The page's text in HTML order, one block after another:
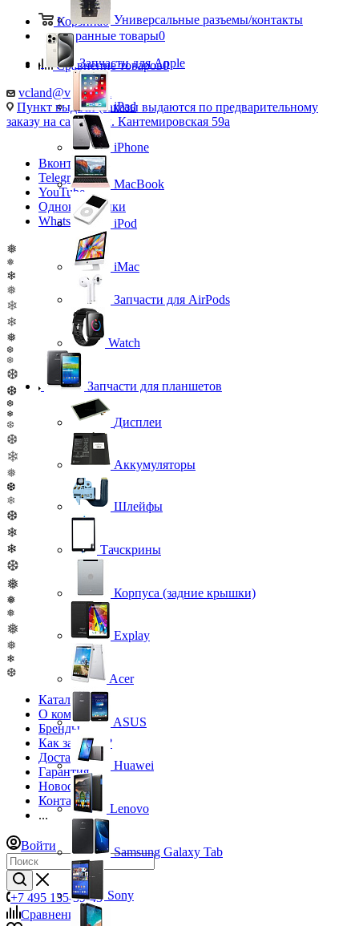
Корзина0
Избранные товары0
Сравнение товаров0
vcland@vcland.ru
Пункт выдачи (заказы выдаются по предварительному
заказу на сайте), ул. Кантемировская 59а
Вконтакте
Telegram
YouTube
Одноклассники
WhatsApp
❅
❅
❄
❅
❄
❄
❅
❆
❆
❆
❆
❆
❄
❆
❆
❄
❅
❆
❄
❆
❄
❄
❆
❅
❅
❅
❅
❅
❄
❆
Каталог
О компании
Бренды
Как заказать?
Доставка
Гарантия
Новости
Контакты
...
Войти
+7 495 135-39-43
Сравнение
0
Универсальные разъемы/контакты
Запчасти для Apple
iPad
iPhone
MacBook
iPod
iMac
Запчасти для AirPods
Watch
Запчасти для планшетов
Дисплеи
Аккумуляторы
Шлейфы
Тачскрины
Корпуса (задние крышки)
Explay
Acer
ASUS
Huawei
Lenovo
Samsung Galaxy Tab
Sony